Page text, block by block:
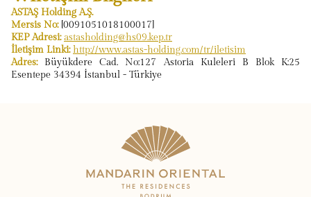
ASTAŞ Holding A.Ş.
Mersis No: [0091051018100017]
KEP Adresi: astasholding@hs09.kep.tr
İletişim Linki: http://www.astas-holding.com/tr/iletisim
Adres: Büyükdere Cad. No:127 Astoria Kuleleri B Blok K:25
Esentepe 34394 İstanbul - Türkiye